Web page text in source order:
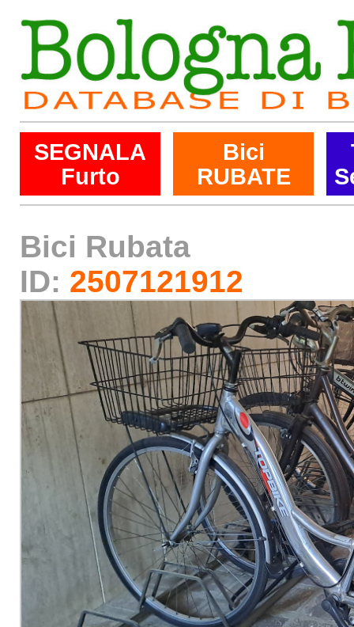
SEGNALA
Furto
Bici
RUBATE
Bici Rubata
ID: 2507121912